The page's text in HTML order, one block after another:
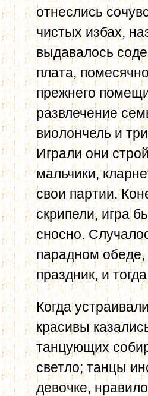
отнеслись
чистых избах,
выдавалось
плата,
прежнего
развлечение
виолончель и
Играли они
мальчики,
свои партии.
скрипели, игра
сносно.
парадном
праздник, и
Когда
красивы
танцующих
светло; танцы
девочке,